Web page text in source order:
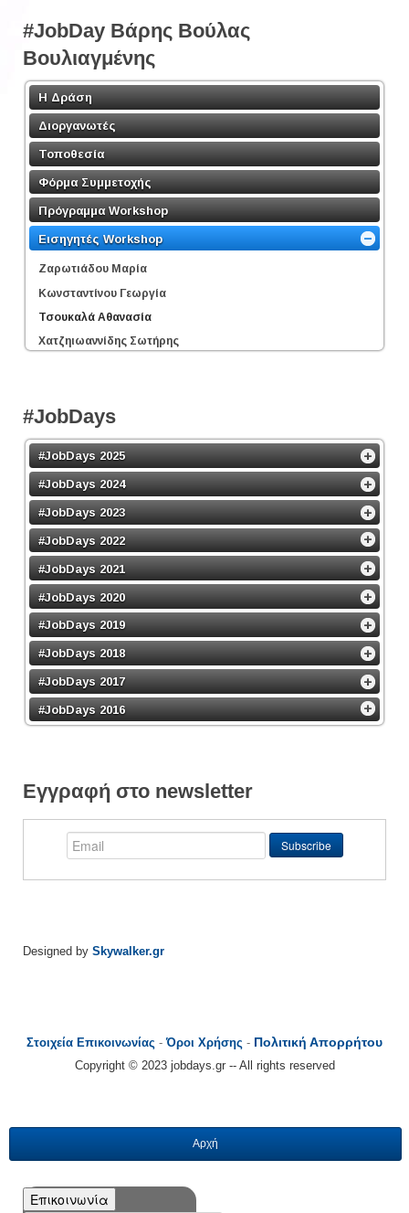
#JobDay Βάρης Βούλας
Βουλιαγμένης
Η Δράση
Διοργανωτές
Τοποθεσία
Φόρμα Συμμετοχής
Πρόγραμμα Workshop
Εισηγητές Workshop
Ζαρωτιάδου Μαρία
Κωνσταντίνου Γεωργία
Τσουκαλά Αθανασία
Χατζηιωαννίδης Σωτήρης
#JobDays
#JobDays 2025
#JobDays 2024
#JobDays 2023
#JobDays 2022
#JobDays 2021
#JobDays 2020
#JobDays 2019
#JobDays 2018
#JobDays 2017
#JobDays 2016
Εγγραφή στο newsletter
Designed by Skywalker.gr
Στοιχεία Επικοινωνίας -Όροι Χρήσης - Πολιτική Απορρήτου
Copyright © 2023 jobdays.gr -- All rights reserved
Αρχή